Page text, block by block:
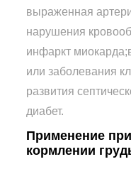
выраженная
нарушения
инфаркт
или заболевания
развития
диабет.
Применение
кормлении